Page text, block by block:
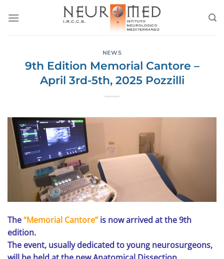
NEWS
9th Edition Memorial Cantore –
April 3rd-5th, 2025 Pozzilli
The“Memorial Cantore” is now arrived at the 9th
edition.
The event, usually dedicated to young neurosurgeons,